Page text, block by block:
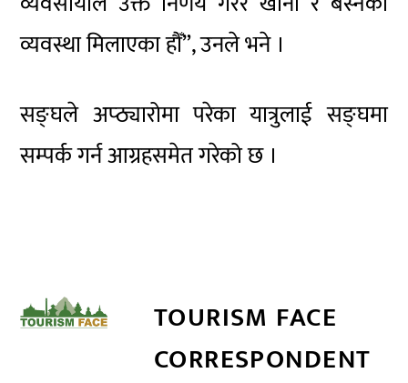
व्यवस्था मिलाएका हौँ”, उनले भने ।
सङ्घले अप्ठ्यारोमा परेका यात्रुलाई सङ्घमा
सम्पर्क गर्न आग्रहसमेत गरेको छ ।
TOURISM FACE
CORRESPONDENT